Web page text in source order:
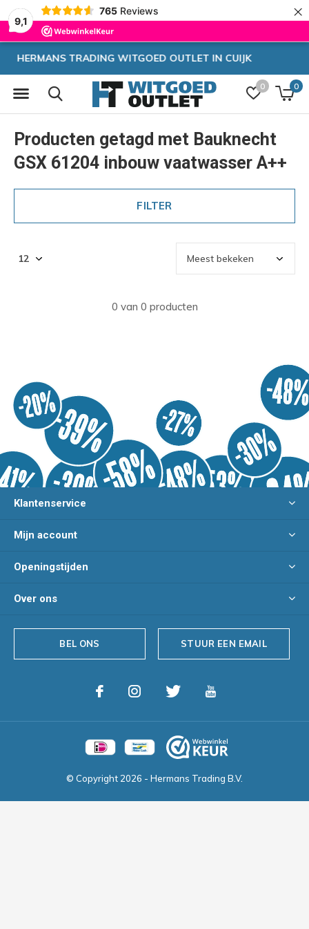
9,1
765 Reviews ×
0 0
Zeer hoge korting
Producten getagd met Bauknecht
GSX 61204 inbouw vaatwasser A++
FILTER
0 van 0 producten
Klantenservice
Mijn account
Openingstijden
Over ons
BEL ONS STUUR EEN EMAIL
© Copyright 2026 - Hermans Trading B.V.